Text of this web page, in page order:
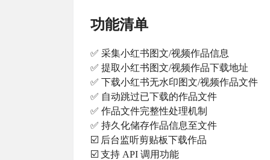
功能清单
✅ 采集小红书图文/视频作品信息
✅ 提取小红书图文/视频作品下载地址
✅ 下载小红书无水印图文/视频作品文件
✅ 自动跳过已下载的作品文件
✅ 作品文件完整性处理机制
✅ 持久化储存作品信息至文件
☑️ 后台监听剪贴板下载作品
☑️ 支持 API 调用功能